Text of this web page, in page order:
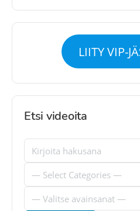
LIITY VIP-
Etsi videoita